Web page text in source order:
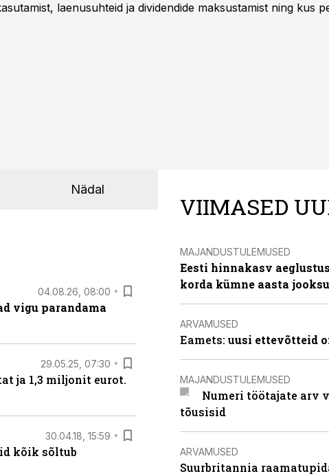
laenusuhteid ja dividendide maksustamist ning kus
Nädal
04.08.26, 08:00
vigu parandama
29.05.25, 07:30
ja 1,3 miljonit eurot.
30.04.18, 15:59
kõik sõltub
VIIMASED
MAJANDUSTULEMUSED
Eesti hinnakasv
korda kümne aasta
ARVAMUSED
Eamets: uusi ettevõtteid
MAJANDUSTULEMUSED
Numeri töötajate arv
tõusisid
ARVAMUSED
Suurbritannia